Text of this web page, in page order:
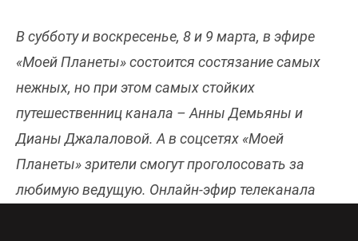
В субботу и воскресенье, 8 и 9 марта, в эфире
«Моей Планеты» состоится состязание самых
нежных, но при этом самых стойких
путешественниц канала – Анны Демьяны и
Дианы Джалаловой. А в соцсетях «Моей
Планеты» зрители смогут проголосовать за
любимую ведущую. Онлайн-эфир телеканала